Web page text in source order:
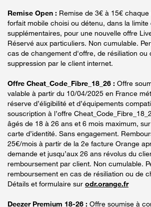
Remise Open : Remise de 3€ à 15€
forfait mobile choisi ou détenu, dans la
supplémentaires, pour une nouvelle offre
Réservé aux particuliers. Non cumulable.
cas de changement d'offre, de résiliation ou
suppression par le client internet.
Offre Cheat_Code_Fibre_18_26 : Offre
valable à partir du 10/04/2025 en France
réserve d’éligibilité et d’équipements
souscription à l’offre
âgés de 18 à 26 ans et 6 mois maximum,
carte d’identité. Sans engagement.
25€/mois à partir de la 2e facture Orange
demande et jusqu’aux 26 ans révolus du
remboursement par client. Non cumulable.
remboursement en cas de résiliation ou de
Détails et formulaire sur odr.orange.fr
Deezer Premium 18-26 : Offre soumise à